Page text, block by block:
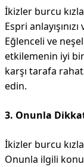
İkizler burcu
Espri
Eğlenceli ve
etkilemenin iyi bir
karşı tarafa
edin.
3. Onunla
İkizler burcu
Onunla ilgili